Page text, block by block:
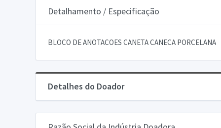
Detalhamento / Especificação
BLOCO DE ANOTACOES CANETA CANECA PORCELANA
Detalhes do Doador